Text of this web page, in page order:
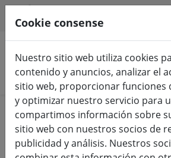
Buscar productos
Home Bodegas Bodega Nelles
Cookie consense
Nuestro sitio web utiliza cookies
contenido y anuncios, analizar el
sitio web, proporcionar funciones
y optimizar nuestro servicio para
compartimos información sobre
sitio web con nuestros socios de
publicidad y análisis. Nuestros